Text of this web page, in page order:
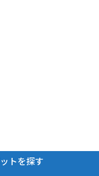
トを探す